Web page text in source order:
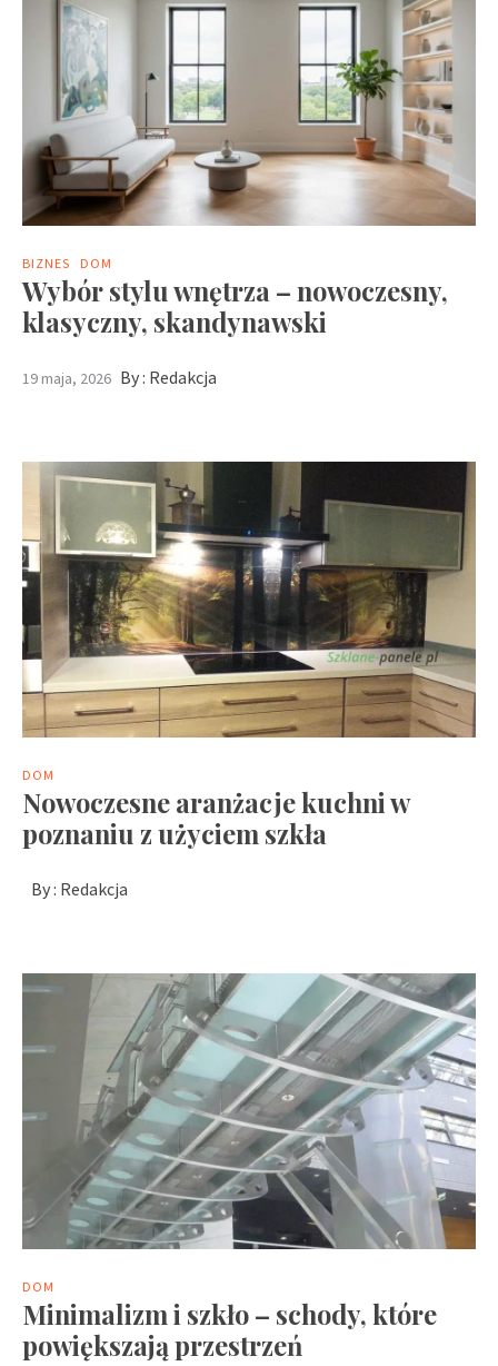
BIZNES DOM
Wybór stylu wnętrza – nowoczesny,
klasyczny, skandynawski
19 maja, 2026 By : Redakcja
DOM
Nowoczesne aranżacje kuchni w
poznaniu z użyciem szkła
By : Redakcja
DOM
Minimalizm i szkło – schody, które
powiększają przestrzeń